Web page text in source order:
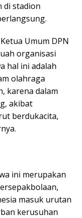
di stadion
Umum DPN
organisasi
hal ini adalah
olahraga
karena dalam
akibat
berdukacita,
ini merupakan
masuk urutan
kerusuhan